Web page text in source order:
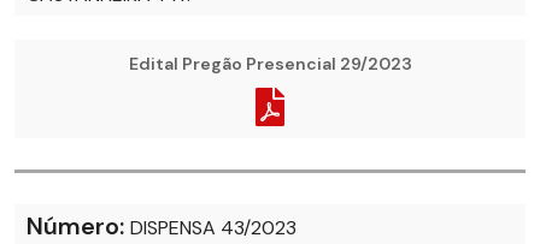
Edital Pregão Presencial 29/2023
Número: DISPENSA 43/2023